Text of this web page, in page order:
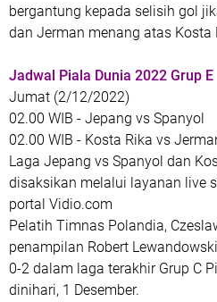
bergantung kepada selisih gol
dan Jerman menang atas Kosta
Jadwal Piala Dunia 2022 Grup E
Jumat (2/12/2022)
02.00 WIB - Jepang vs Spanyol
02.00 WIB - Kosta Rika vs
Laga Jepang vs Spanyol dan
disaksikan melalui layanan live
portal Vidio.com
Pelatih Timnas Polandia,
penampilan Robert
0-2 dalam laga terakhir Grup C
dinihari, 1 Desember.